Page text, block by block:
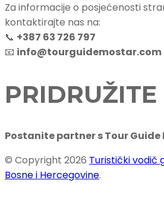
Za informacije o posjećenosti
kontaktirajte nas na:
📞 +387 63 726 797
📧 info@tourguidemostar.com
Postanite partner s Tour
© Copyright 2026 Turistički vodič
Bosne i Hercegovine.